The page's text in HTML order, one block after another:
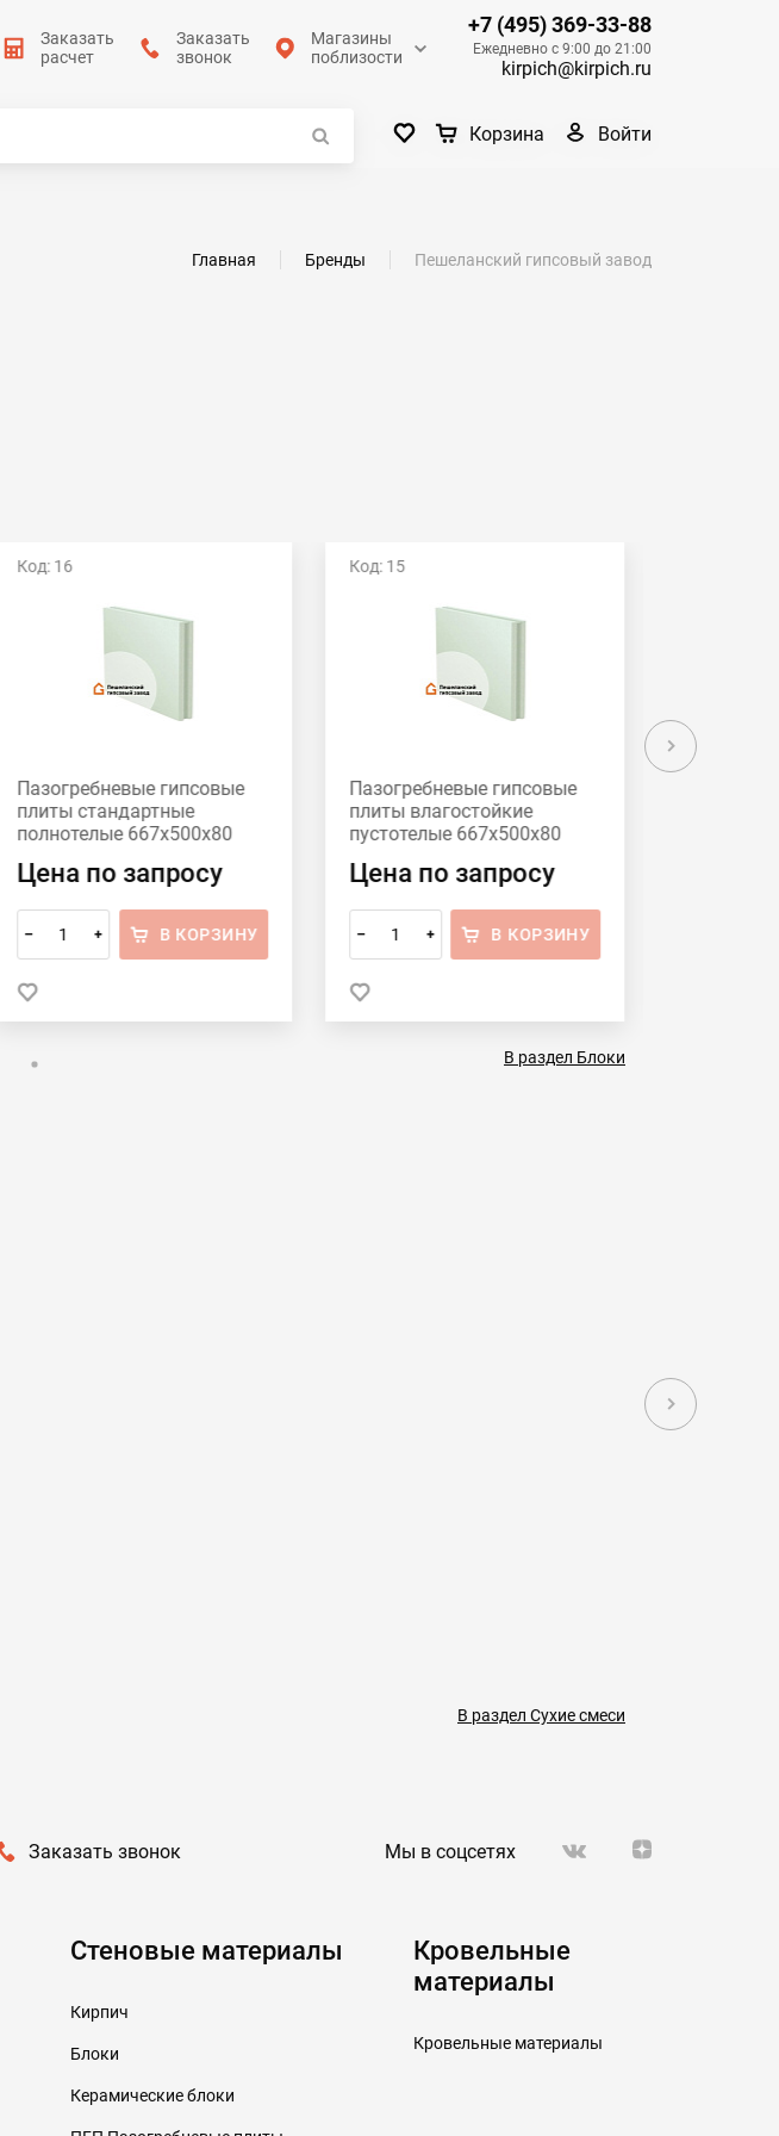
Заказать
расчет
Заказать
звонок
Магазины
поблизости
+7 (495) 369-33-88
Ежедневно с 9:00 до 21:00
kirpich@kirpich.ru
Корзина Войти
Главная Бренды Пешеланский гипсовый завод
Код: 16
Пазогребневые гипсовые
плиты стандартные
полнотелые 667x500x80
завод
Цена по запросу
– + В КОРЗИНУ
Код: 15
Пазогребневые гипсовые
плиты влагостойкие
пустотелые 667x500x80
завод
Цена по запросу
– + В КОРЗИНУ
В раздел Блоки
В раздел Сухие смеси
Заказать звонок Мы в соцсетях
Стеновые материалы
Кирпич
Блоки
Керамические блоки
Кровельные
материалы
Кровельные материалы